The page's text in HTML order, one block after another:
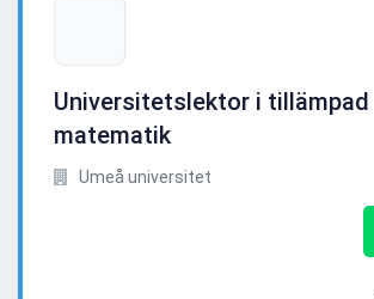
Universitetslektor i tillämpad
matematik
Umeå universitet